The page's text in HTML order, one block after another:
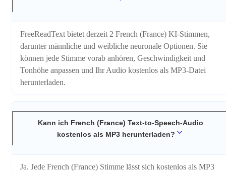
FreeReadText bietet derzeit 2 French (France) KI-Stimmen,
darunter männliche und weibliche neuronale Optionen. Sie
können jede Stimme vorab anhören, Geschwindigkeit und
Tonhöhe anpassen und Ihr Audio kostenlos als MP3-Datei
herunterladen.
Kann ich French (France) Text-to-Speech-Audio
kostenlos als MP3 herunterladen?
Ja. Jede French (France) Stimme lässt sich kostenlos als MP3